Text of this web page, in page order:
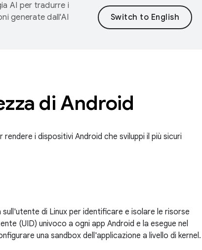
AI per tradurre i
generate dall'AI
di Android
i dispositivi Android che sviluppi il più sicuri
di Linux per identificare e isolare le risorse
(UID) univoco a ogni app Android e la esegue nel
una sandbox dell'applicazione a livello di kernel.